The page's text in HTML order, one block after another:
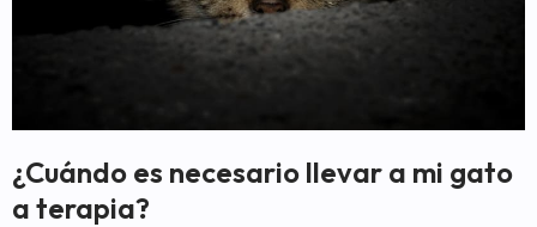
¿Cuándo es necesario llevar a mi gato
a terapia?